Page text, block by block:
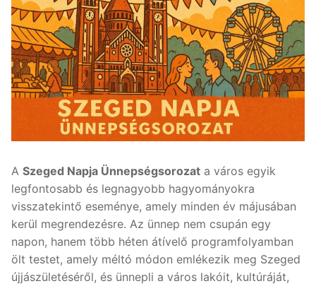
A Szeged Napja Ünnepségsorozat a város egyik
legfontosabb és legnagyobb hagyományokra
visszatekintő eseménye, amely minden év májusában
kerül megrendezésre. Az ünnep nem csupán egy
napon, hanem több héten átívelő programfolyamban
ölt testet, amely méltó módon emlékezik meg Szeged
újjászületéséről, és ünnepli a város lakóit, kultúráját,